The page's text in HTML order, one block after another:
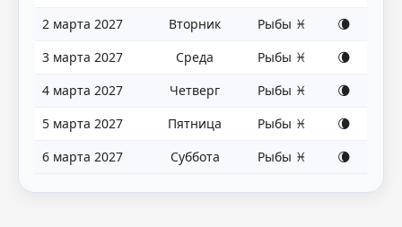
2 марта 2027
Вторник Рыбы ♓
🌘
3 марта 2027
Среда Рыбы ♓
🌘
4 марта 2027
Четверг Рыбы ♓
🌘
5 марта 2027
Пятница Рыбы ♓
🌘
6 марта 2027
Суббота Рыбы ♓ 🌘